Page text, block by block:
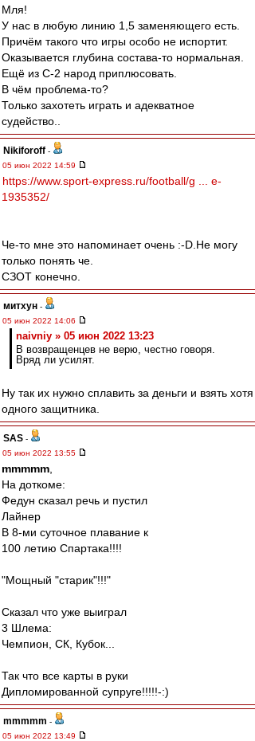
Мля!
У нас в любую линию 1,5 заменяющего есть.
Причём такого что игры особо не испортит.
Оказывается глубина состава-то нормальная.
Ещё из С-2 народ приплюсовать.
В чём проблема-то?
Только захотеть играть и адекватное
судейство..
Nikiforoff -
05 июн 2022 14:59
https://www.sport-express.ru/football/g ... e-
1935352/
Че-то мне это напоминает очень :-D.Не могу
только понять че.
СЗОТ конечно.
митхун -
05 июн 2022 14:06
naivniy » 05 июн 2022 13:23
В возвращенцев не верю, честно говоря.
Вряд ли усилят.
Ну так их нужно сплавить за деньги и взять хотя
одного защитника.
SAS -
05 июн 2022 13:55
mmmmm
На доткоме:
Федун сказал речь и пустил
Лайнер
В 8-ми суточное плавание к
100 летию Спартака!!!!
"Мощный "старик"!!!"
Сказал что уже выиграл
3 Шлема:
Чемпион, СК, Кубок...
Так что все карты в руки
Дипломированной супруге!!!!!-:)
mmmmm -
05 июн 2022 13:49